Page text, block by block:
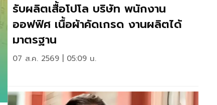
รับผลิตเสื้อโปโล บริษัท พนักงาน
ออฟฟิศ เนื้อผ้าคัดเกรด งานผลิตได้
มาตรฐาน
07 ส.ค. 2569 | 05:09 น.